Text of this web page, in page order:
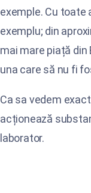
exemple. Cu toate
exemplu; din
mai mare piață
una care să nu fi
Ca sa vedem
acționează
laborator.